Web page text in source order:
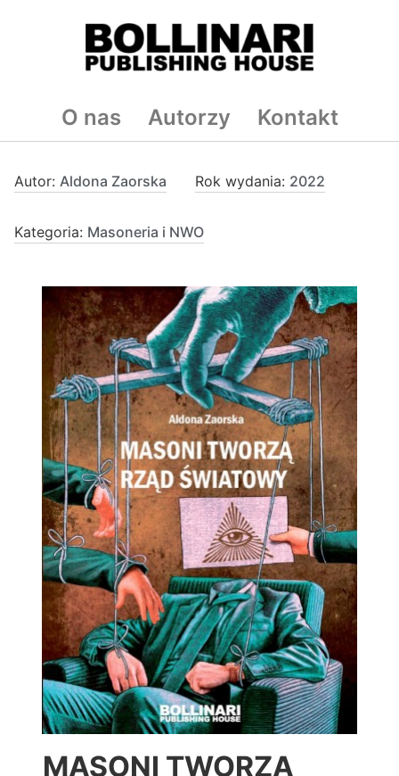
O nas Autorzy Kontakt
Autor: Aldona Zaorska Rok wydania: 2022
Kategoria: Masoneria i NWO
MASONI TWORZĄ